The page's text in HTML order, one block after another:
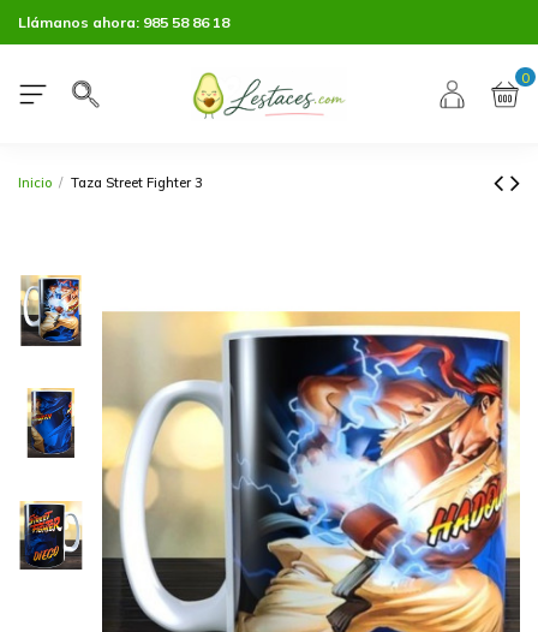
Llámanos ahora: 985 58 86 18
0
Inicio Taza Street Fighter 3